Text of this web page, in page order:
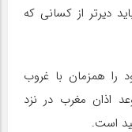
دیرتر از کسانی که
را همزمان با غروب
اذان مغرب در نزد